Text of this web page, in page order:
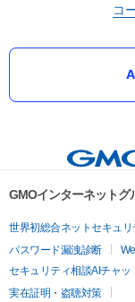
コ
GMOインターネットグ
世界初総合ネットセキュリ
パスワード漏洩診断
セキュリティ相談AIチャッ
実在証明・盗聴対策